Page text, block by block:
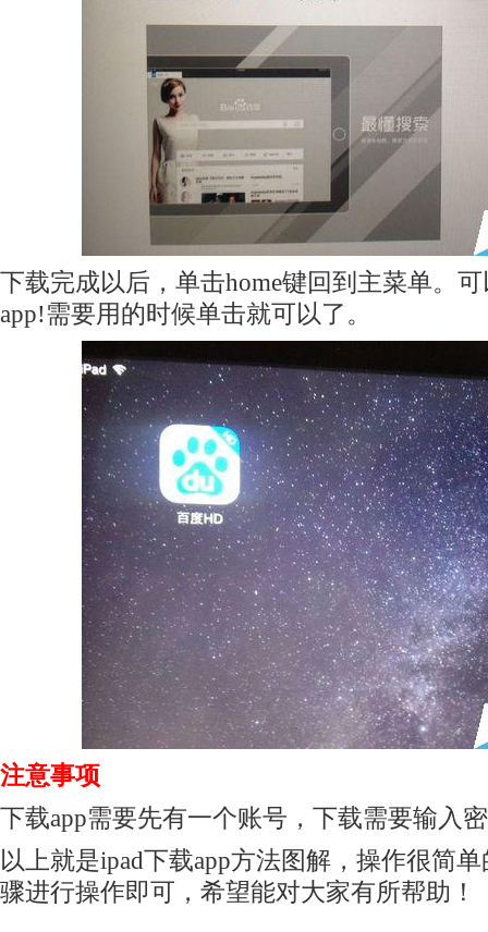
下载完成以后，单击home键回到主菜单。
app!需要用的时候单击就可以了。
注意事项
下载app需要先有一个账号，下载需要输入
以上就是ipad下载app方法图解，操作很简
骤进行操作即可，希望能对大家有所帮助！